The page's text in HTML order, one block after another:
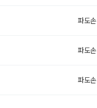
파도손
파도손
파도손